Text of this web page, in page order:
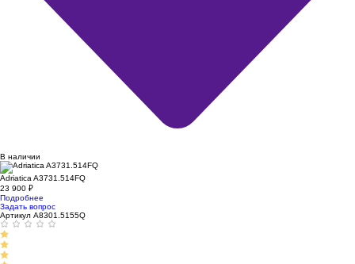
В наличии
Adriatica A3731.514FQ
23 900 ₽
Подробнее
Задать вопрос
Артикул A8301.5155Q